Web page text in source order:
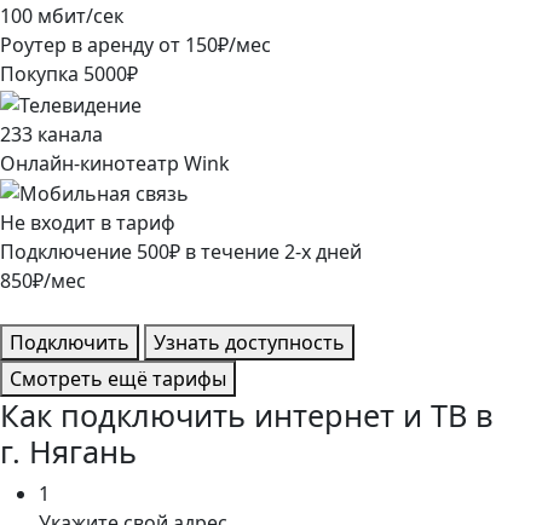
100 мбит/сек
Роутер в аренду от 150₽/мес
Покупка 5000₽
233 канала
Онлайн-кинотеатр Wink
Не входит в тариф
Подключение 500₽ в течение2-х дней
850₽/мес
Подключить
Узнать доступность
Смотреть ещё тарифы
Как подключить интернет и ТВ в
г. Нягань
1